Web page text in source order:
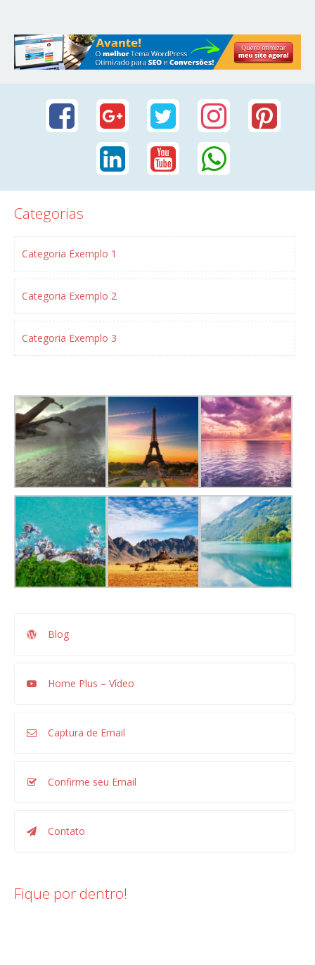
Categorias
Categoria Exemplo 1
Categoria Exemplo 2
Categoria Exemplo 3
Blog
Home Plus – Vídeo
Captura de Email
Confirme seu Email
Contato
Fique por dentro!